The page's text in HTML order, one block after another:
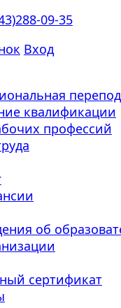
09-35
Вход
квалификации
профессий
об
сертификат